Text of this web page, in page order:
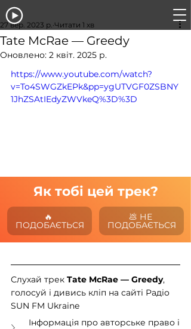
Tate McRae — Greedy
27 вер. 2023 р. Читати 1 хв
Оновлено: 2 квіт. 2025 р.
https://www.youtube.com/watch?
v=To4SWGZkEPk&pp=ygUTVGF0ZSBNY
1JhZSAtIEdyZWVkeQ%3D%3D
Як тобі цей трек?
🔥
ПОДОБАЄТЬСЯ
💩 НЕ
ПОДОБАЄТЬСЯ
Слухай трек Tate McRae — Greedy,
голосуй і дивись кліп на сайті Радіо
SUN FM Ukraine
Інформація про авторське право і